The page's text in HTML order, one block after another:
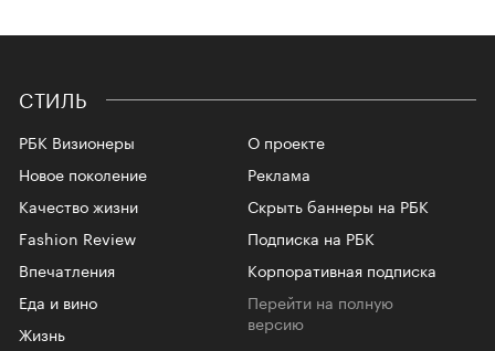
СТИЛЬ
РБК Визионеры
Новое поколение
Качество жизни
Fashion Review
Впечатления
Еда и вино
Жизнь
О проекте
Реклама
Скрыть баннеры на РБК
Подписка на РБК
Корпоративная подписка
Перейти на полную
версию